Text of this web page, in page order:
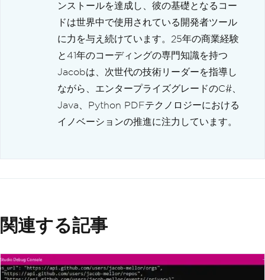
ンストールを達成し、彼の基礎となるコー
ドは世界中で使用されている開発者ツール
に力を与え続けています。25年の商業経験
と41年のコーディングの専門知識を持つ
Jacobは、次世代の技術リーダーを指導し
ながら、エンタープライズグレードのC#、
Java、Python PDFテクノロジーにおける
イノベーションの推進に注力しています。
関連する記事